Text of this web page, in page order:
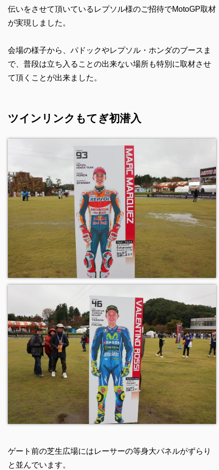
伝いをさせて頂いているレプソル様のご招待でMotoGP取材
が実現しました。
会場の様子から、パドックやレプソル・ホンダのブースま
で、普段は立ち入ることの出来ない場所も特別に取材させ
て頂くことが出来ました。
ツインリンクもてぎ初潜入
ゲート前の芝生広場にはレーサーの等身大パネルがずらり
と並んでいます。